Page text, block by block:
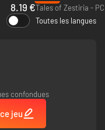
le destin de
bien des épreuves et
clés de l'histoire sont
ufotable, ajoutant encore
8.19 €Tales of Zestiria -
Toutes les langues
confondues
jeu